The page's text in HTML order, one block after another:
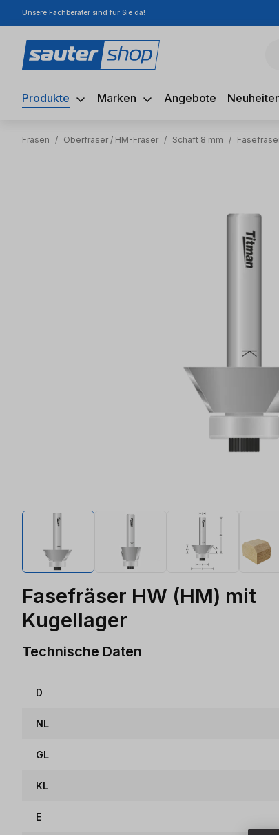
Hauptinhalt springen
Zur Suche springen
Zur Hauptnavigation springen
Unsere Fachberater sind für Sie da!
Produkte Marken Angebote
Fräsen / Oberfräser / HM-Fräser / Schaft 8 mm /
Fasefräser HW (HM) mit
Kugellager
Technische Daten
D
NL
GL
KL
E